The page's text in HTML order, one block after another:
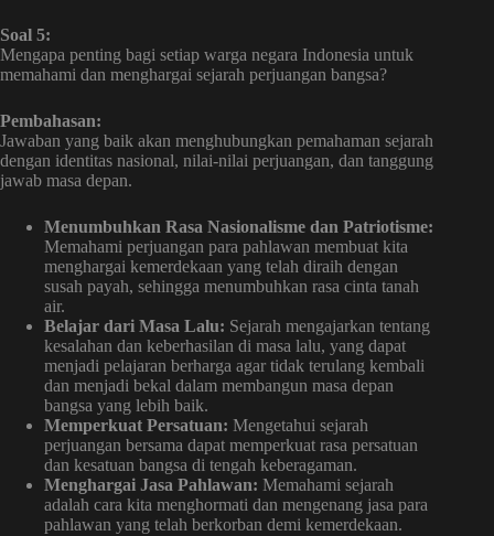
Soal 5:
Mengapa penting bagi setiap warga negara Indonesia untuk
memahami dan menghargai sejarah perjuangan bangsa?
Pembahasan:
Jawaban yang baik akan menghubungkan pemahaman sejarah
dengan identitas nasional, nilai-nilai perjuangan, dan tanggung
jawab masa depan.
Menumbuhkan Rasa Nasionalisme dan Patriotisme:
Memahami perjuangan para pahlawan membuat kita
menghargai kemerdekaan yang telah diraih dengan
susah payah, sehingga menumbuhkan rasa cinta tanah
air.
Belajar dari Masa Lalu: Sejarah mengajarkan tentang
kesalahan dan keberhasilan di masa lalu, yang dapat
menjadi pelajaran berharga agar tidak terulang kembali
dan menjadi bekal dalam membangun masa depan
bangsa yang lebih baik.
Memperkuat Persatuan: Mengetahui sejarah
perjuangan bersama dapat memperkuat rasa persatuan
dan kesatuan bangsa di tengah keberagaman.
Menghargai Jasa Pahlawan: Memahami sejarah
adalah cara kita menghormati dan mengenang jasa para
pahlawan yang telah berkorban demi kemerdekaan.